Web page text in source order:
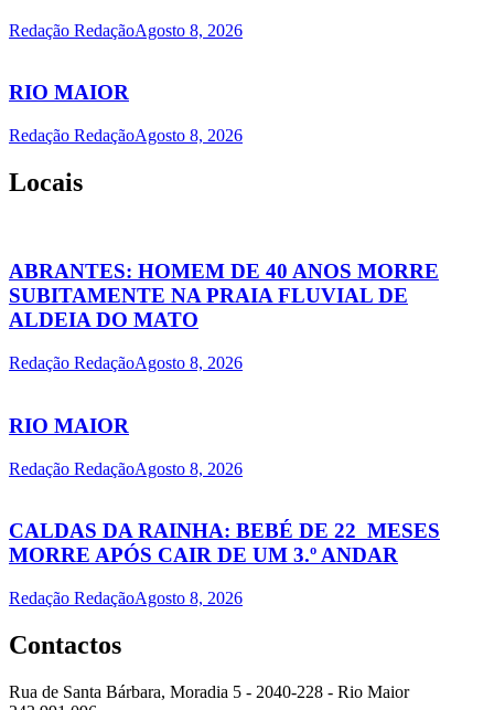
Redação RedaçãoAgosto 8, 2026
RIO MAIOR
Redação RedaçãoAgosto 8, 2026
Locais
ABRANTES: HOMEM DE 40 ANOS MORRE
SUBITAMENTE NA PRAIA FLUVIAL DE
ALDEIA DO MATO
Redação RedaçãoAgosto 8, 2026
RIO MAIOR
Redação RedaçãoAgosto 8, 2026
CALDAS DA RAINHA: BEBÉ DE 22 MESES
MORRE APÓS CAIR DE UM 3.º ANDAR
Redação RedaçãoAgosto 8, 2026
Contactos
Rua de Santa Bárbara, Moradia 5 - 2040-228 - Rio Maior